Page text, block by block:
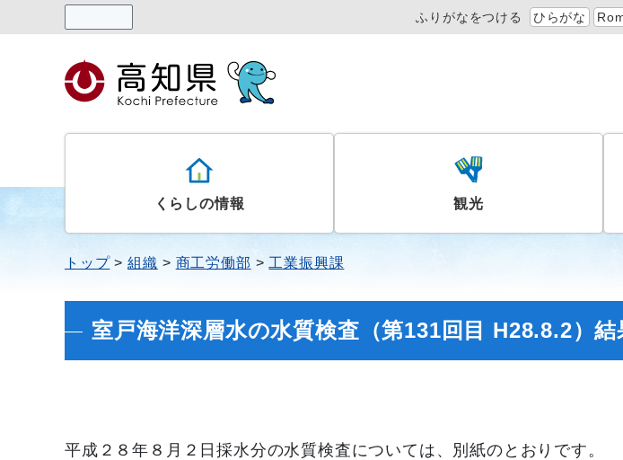
ふりがなをつける ひらがな
くらしの情報 観光
トップ 組織 商工労働部 工業振興課
室戸海洋深層水の水質検査（第131回目 H28.8.2）
平成２８年８ 月２ 日採水分の水質検査については、別紙のとおりです。